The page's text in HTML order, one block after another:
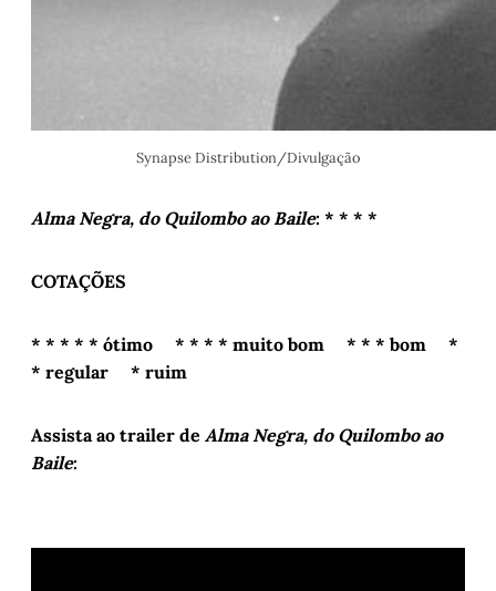
Synapse Distribution/Divulgação
Alma Negra, do Quilombo ao Baile: * * * *
COTAÇÕES
* * * * * ótimo * * * * muito bom * * * bom *
* regular * ruim
Assista ao trailer de Alma Negra, do Quilombo ao
Baile: